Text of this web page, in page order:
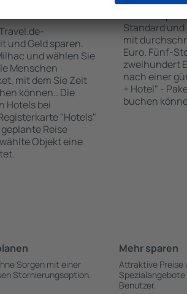
und Geld sparen.
und wählen Sie
Menschen
mit dem Sie Zeit
können.. Die
Hotels bei
"Hotels"
Reise
Objekt eine
Der Preis
Standard und
mit
Euro. Fünf-
zweihundert
nach einer
+ Hotel" -
buchen
Sorgen mit einer
Stornierungsoption.
Mehr sparen
Attraktive Preise
Benutzer.